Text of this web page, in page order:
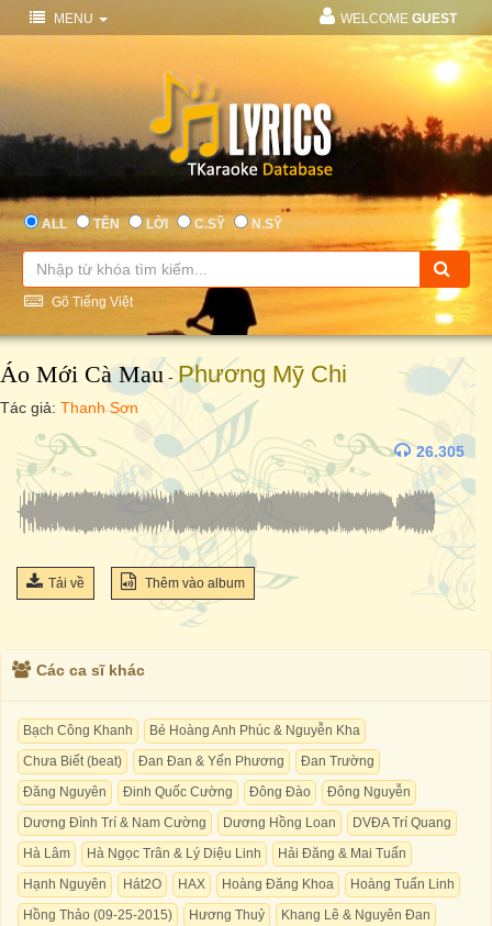
MENU WELCOME GUEST
ALL TÊN LỜI C.SỸ N.SỸ
Gõ Tiếng Việt
Áo Mới Cà Mau -Phương Mỹ Chi
Tác giả: Thanh Sơn
26.305
Tải về Thêm vào album
Các ca sĩ khác
Bạch Công Khanh
Bé Hoàng Anh Phúc & Nguyễn Kha
Chưa Biết (beat)
Đan Đan & Yến Phương
Đan Trường
Đăng Nguyên
Đinh Quốc Cường Đông Đào
Đông Nguyễn
Dương Đình Trí & Nam Cường
Dương Hồng Loan
DVĐA Trí Quang
Hà Lâm
Hà Ngọc Trân & Lý Diệu Linh
Hải Đăng & Mai Tuấn
Hạnh Nguyên
Hát2O HAX Hoàng Đăng Khoa
Hoàng Tuấn Linh
Hồng Thảo (09-25-2015)
Hương Thuỷ
Khang Lê & Nguyên Đan